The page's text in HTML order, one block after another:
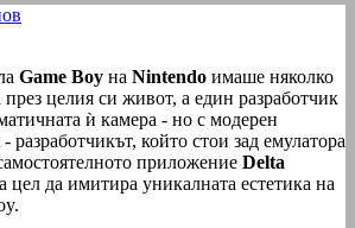
Game Boy на Nintendo имаше няколко
през целия си живот, а един разработчик
ѝ камера - но с модерен
разработчикът, който стои зад емулатора
приложение Delta
цел да имитира уникалната естетика на